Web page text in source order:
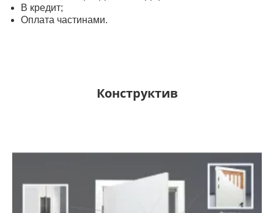
В кредит;
Оплата частинами.
Конструктив